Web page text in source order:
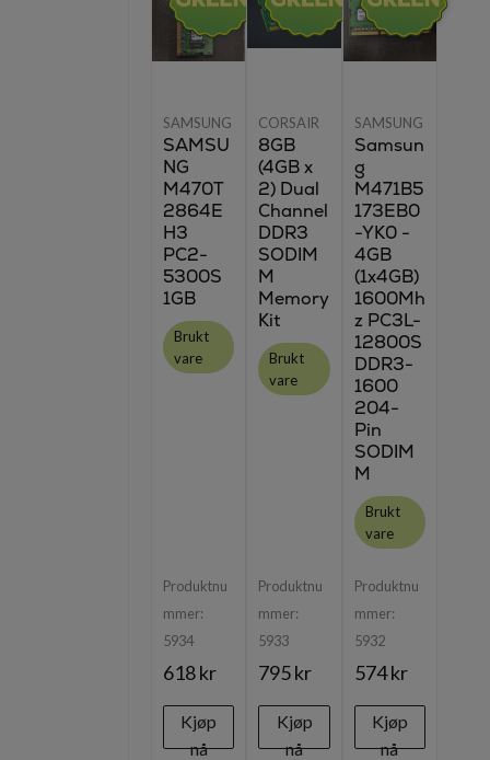
SAMSUNG
SAMSU
NG
M470T
2864E
H3
PC2-
5300S
1GB
Brukt
vare
Produktnu
mmer:
5934
618 kr
Kjøp
nå
CORSAIR
8GB
(4GB x
2) Dual
Channel
DDR3
SODIM
M
Memory
Kit
Brukt
vare
Produktnu
mmer:
5933
795 kr
Kjøp
nå
SAMSUNG
Samsun
g
M471B5
173EB0
-YK0 -
4GB
(1x4GB)
1600Mh
z PC3L-
12800S
DDR3-
1600
204-
Pin
SODIM
M
Brukt
vare
Produktnu
mmer:
5932
574 kr
Kjøp
nå